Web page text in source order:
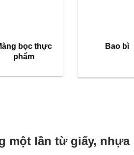
bọc thực
phẩm
Bao bì
một lần từ giấy, nhựa